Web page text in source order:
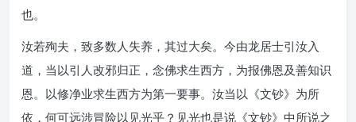
也。
汝若殉夫，致多数人失养，其过大矣。今由龙居士引汝入
道，当以引人改邪归正，念佛求生西方，为报佛恩及善知识
恩。以修净业求生西方为第一要事。汝当以《文钞》为所
依，何可远涉冒险以见光乎？见光也是说《文钞》中所说之